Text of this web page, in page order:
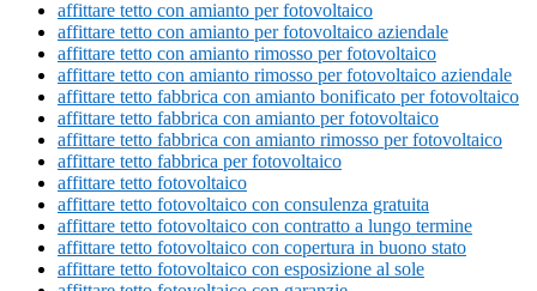
affittare tetto con amianto per fotovoltaico
affittare tetto con amianto per fotovoltaico aziendale
affittare tetto con amianto rimosso per fotovoltaico
affittare tetto con amianto rimosso per fotovoltaico aziendale
affittare tetto fabbrica con amianto bonificato per fotovoltaico
affittare tetto fabbrica con amianto per fotovoltaico
affittare tetto fabbrica con amianto rimosso per fotovoltaico
affittare tetto fabbrica per fotovoltaico
affittare tetto fotovoltaico
affittare tetto fotovoltaico con consulenza gratuita
affittare tetto fotovoltaico con contratto a lungo termine
affittare tetto fotovoltaico con copertura in buono stato
affittare tetto fotovoltaico con esposizione al sole